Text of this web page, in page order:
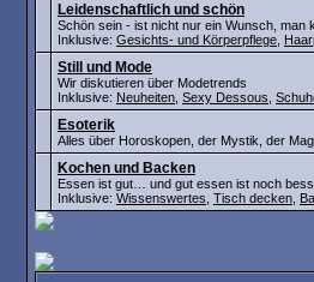
Leidenschaftlich und schön
Schön sein - ist nicht nur ein Wunsch, man
Inklusive: Gesichts- und Körperpflege
Still und Mode
Wir diskutieren über Modetrends
Inklusive: Neuheiten Sexy Dessous
Esoterik
Alles über Horoskopen, der Mystik, der
Kochen und Backen
Essen ist gut… und gut essen ist noch
Inklusive: Wissenswertes Tisch decken